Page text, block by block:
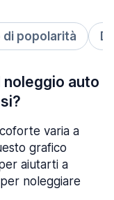
di popolarità
noleggio auto
varia a
grafico
aiutarti a
noleggiare